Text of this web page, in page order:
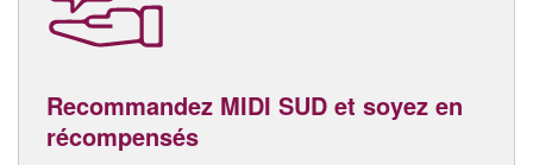
Recommandez MIDI SUD et soyez en
récompensés